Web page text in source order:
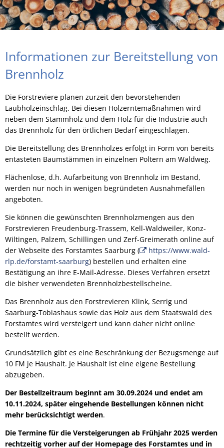
Informationen zur Bereitstellung von
Brennholz
Die Forstreviere planen zurzeit den bevorstehenden
Laubholzeinschlag. Bei diesen Holzerntemaßnahmen wird
neben dem Stammholz und dem Holz für die Industrie auch
das Brennholz für den örtlichen Bedarf eingeschlagen.
Die Bereitstellung des Brennholzes erfolgt in Form von bereits
entasteten Baumstämmen in einzelnen Poltern am Waldweg.
Flächenlose, d.h. Aufarbeitung von Brennholz im Bestand,
werden nur noch in wenigen begründeten Ausnahmefällen
angeboten.
Sie können die gewünschten Brennholzmengen aus den
Forstrevieren Freudenburg-Trassem, Kell-Waldweiler, Konz-
Wiltingen, Palzem, Schillingen und Zerf-Greimerath online auf
der Webseite des Forstamtes Saarburg (
https://www.wald-
rlp.de/forstamt-saarburg) bestellen und erhalten eine
Bestätigung an ihre E-Mail-Adresse. Dieses Verfahren ersetzt
die bisher verwendeten Brennholzbestellscheine.
Das Brennholz aus den Forstrevieren Klink, Serrig und
Saarburg-Tobiashaus sowie das Holz aus dem Staatswald des
Forstamtes wird versteigert und kann daher nicht online
bestellt werden.
Grundsätzlich gibt es eine Beschränkung der Bezugsmenge auf
10 FM je Haushalt. Je Haushalt ist eine eigene Bestellung
abzugeben.
Der Bestellzeitraum beginnt am 30.09.2024 und endet am
10.11.2024, später eingehende Bestellungen können nicht
mehr berücksichtigt werden.
Die Termine für die Versteigerungen ab Frühjahr 2025 werden
rechtzeitig vorher auf der Homepage des Forstamtes und in